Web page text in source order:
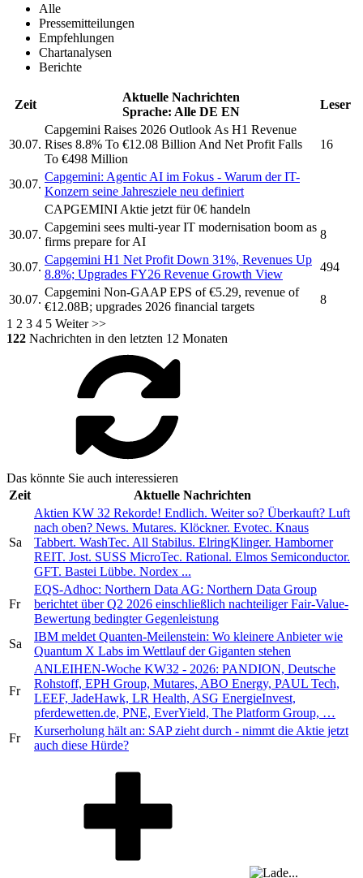
Alle
Pressemitteilungen
Empfehlungen
Chartanalysen
Berichte
Zeit
Aktuelle Nachrichten
Sprache: Alle DE EN
Leser
30.07.
Capgemini Raises 2026 Outlook As H1 Revenue
Rises 8.8% To €12.08 Billion And Net Profit Falls
To €498 Million
16
30.07.
Capgemini: Agentic AI im Fokus - Warum der IT-
Konzern seine Jahresziele neu definiert
CAPGEMINI Aktie jetzt für 0€ handeln
30.07.
Capgemini sees multi-year IT modernisation boom as
firms prepare for AI
8
30.07.
Capgemini H1 Net Profit Down 31%, Revenues Up
8.8%; Upgrades FY26 Revenue Growth View
494
30.07.
Capgemini Non-GAAP EPS of €5.29, revenue of
€12.08B; upgrades 2026 financial targets
8
1 2 3 4 5 Weiter >>
122 Nachrichten in den letzten 12 Monaten
Das könnte Sie auch interessieren
Zeit
Aktuelle Nachrichten
Sa
Aktien KW 32 Rekorde! Endlich. Weiter so? Überkauft? Luft
nach oben? News. Mutares. Klöckner. Evotec. Knaus
Tabbert. WashTec. All Stabilus. ElringKlinger. Hamborner
REIT. Jost. SUSS MicroTec. Rational. Elmos Semiconductor.
GFT. Bastei Lübbe. Nordex ...
Fr
EQS-Adhoc: Northern Data AG: Northern Data Group
berichtet über Q2 2026 einschließlich nachteiliger Fair-Value-
Bewertung bedingter Gegenleistung
Sa
IBM meldet Quanten-Meilenstein: Wo kleinere Anbieter wie
Quantum X Labs im Wettlauf der Giganten stehen
Fr
ANLEIHEN-Woche KW32 - 2026: PANDION, Deutsche
Rohstoff, EPH Group, Mutares, ABO Energy, PAUL Tech,
LEEF, JadeHawk, LR Health, ASG EnergieInvest,
pferdewetten.de, PNE, EverYield, The Platform Group, …
Fr
Kurserholung hält an: SAP zieht durch - nimmt die Aktie jetzt
auch diese Hürde?